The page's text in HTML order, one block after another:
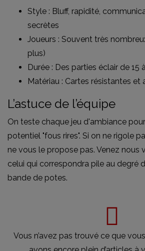
Style : Bluff, rapidité,
secrètes
Joueurs : Souvent très
plus)
Durée : Des parties éclair de 15
Matériau : Cartes résistantes et
L’astuce de l’équipe
On teste chaque jeu d'ambiance
potentiel "fous rires". Si on ne rigole
ne vous le propose pas. Venez nous
celui qui correspondra pile au degré
bande de potes.
Vous n’avez pas trouvé ce que